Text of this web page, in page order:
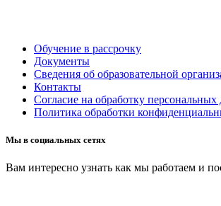
Обучение в рассрочку
Документы
Сведения об образовательной
Контакты
Согласие на обработку
Политика обработки
Мы в социальных сетях
Вам интересно узнать как мы работаем и